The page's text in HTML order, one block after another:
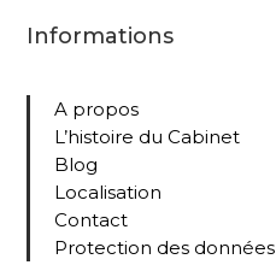
Informations
A propos
L’histoire du Cabinet
Blog
Localisation
Contact
Protection des données